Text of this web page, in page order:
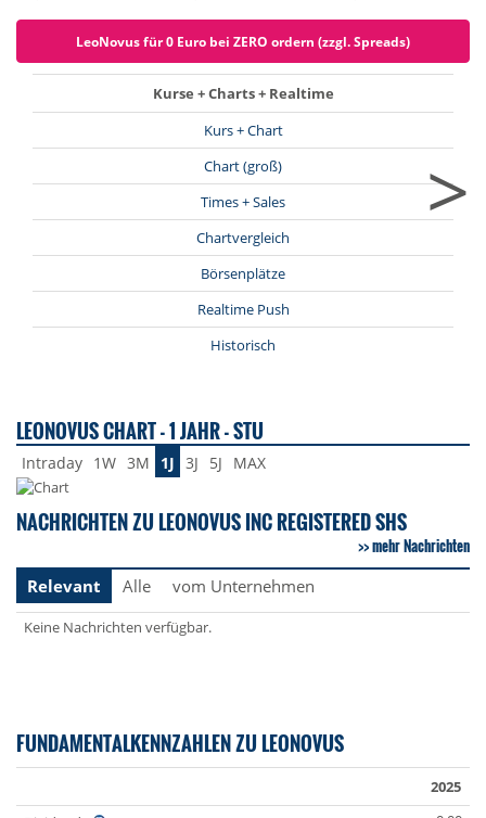
LeoNovus für 0 Euro bei ZERO ordern (zzgl. Spreads)
Kurse + Charts + Realtime
Kurs + Chart
Chart (groß)
Times + Sales
Chartvergleich
Börsenplätze
Realtime Push
Historisch
>
LEONOVUS CHART - 1 JAHR - STU
Intraday 1W 3M 1J 3J 5J MAX
NACHRICHTEN ZU LEONOVUS INC REGISTERED SHS
mehr Nachrichten
Relevant
Alle vom Unternehmen
Keine Nachrichten verfügbar.
FUNDAMENTALKENNZAHLEN ZU LEONOVUS
2025